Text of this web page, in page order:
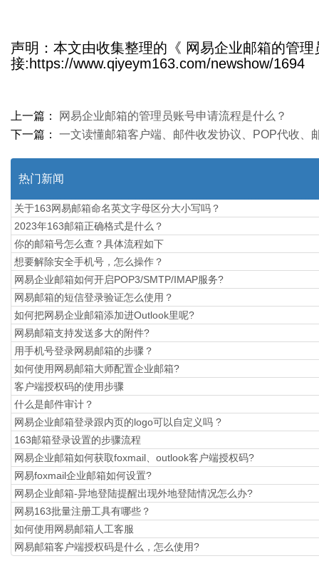
声明：本文由收集整理的《 网易企业邮箱的管
接:https://www.qiyeym163.com/newshow/1694
上一篇：
网易企业邮箱的管理员账号申请流程是什么？
下一篇： 一文读懂邮箱客户端、邮件收发协议、POP代收、
热门新闻
关于163网易邮箱命名英文字母区分大小写吗？
2023年163邮箱正确格式是什么？
你的邮箱号怎么查？具体流程如下
想要解除安全手机号，怎么操作？
网易企业邮箱如何开启POP3/SMTP/IMAP服务?
网易邮箱的短信登录验证怎么使用？
如何把网易企业邮箱添加进Outlook里呢?
网易邮箱支持发送多大的附件?
用手机号登录网易邮箱的步骤？
如何使用网易邮箱大师配置企业邮箱?
​客户端授权码的使用步骤
什么是邮件审计？
网易企业邮箱登录跟内页的logo可以自定义吗 ?
163邮箱登录设置的步骤流程
网易企业邮箱如何获取foxmail、outlook客户端授权码?
网易foxmail企业邮箱如何设置?
网易企业邮箱-异地登陆提醒出现外地登陆情况怎么办?
网易163批量注册工具有哪些？
如何使用网易邮箱人工客服
网易邮箱客户端授权码是什么，怎么使用?